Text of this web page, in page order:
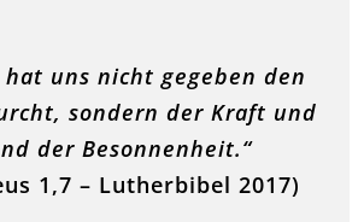
hat uns nicht gegeben den
sondern der Kraft und
der Besonnenheit.“
1,7 – Lutherbibel 2017)